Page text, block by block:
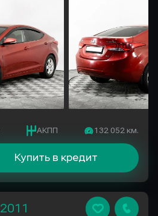
АКПП 132 052 км.
Купить в кредит
2011